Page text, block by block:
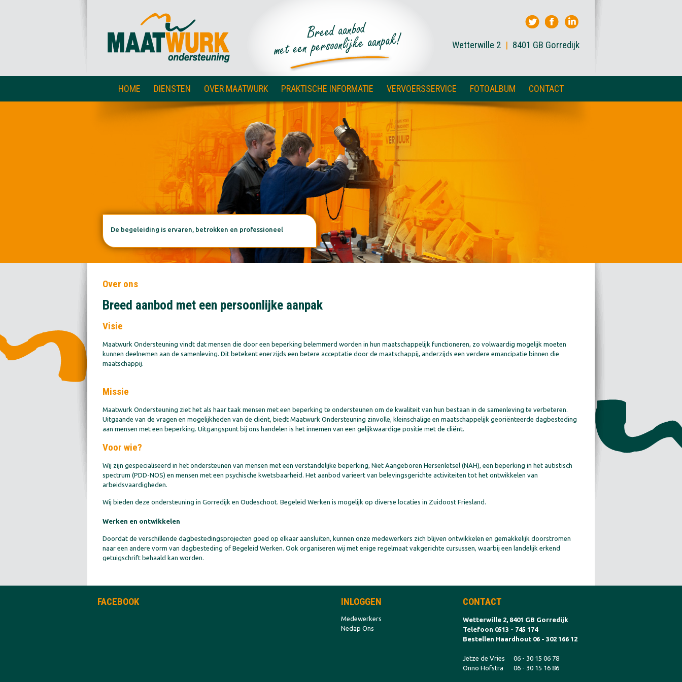
Wetterwille 2 | 8401 GB Gorredijk
HOME DIENSTEN OVER MAATWURK PRAKTISCHE INFORMATIE VERVOERSSERVICE FOTOALBUM CONTACT
De begeleiding is ervaren, betrokken en professioneel
Over ons
Breed aanbod met een persoonlijke aanpak
Visie
Maatwurk Ondersteuning vindt dat mensen die door een beperking belemmerd worden in hun maatschappelijk functioneren, zo volwaardig mogelijk moeten
kunnen deelnemen aan de samenleving. Dit betekent enerzijds een betere acceptatie door de maatschappij, anderzijds een verdere emancipatie binnen die
maatschappij.
Missie
Maatwurk Ondersteuning ziet het als haar taak mensen met een beperking te ondersteunen om de kwaliteit van hun bestaan in de samenleving te verbeteren.
Uitgaande van de vragen en mogelijkheden van de cliënt, biedt Maatwurk Ondersteuning zinvolle, kleinschalige en maatschappelijk georiënteerde dagbesteding
aan mensen met een beperking. Uitgangspunt bij ons handelen is het innemen van een gelijkwaardige positie met de cliënt.
Voor wie?
Wij zijn gespecialiseerd in het ondersteunen van mensen met een verstandelijke beperking, Niet Aangeboren Hersenletsel (NAH), een beperking in het autistisch
spectrum (PDD-NOS) en mensen met een psychische kwetsbaarheid. Het aanbod varieert van belevingsgerichte activiteiten tot het ontwikkelen van
arbeidsvaardigheden.
Wij bieden deze ondersteuning in Gorredijk en Oudeschoot. Begeleid Werken is mogelijk op diverse locaties in Zuidoost Friesland.
Werken en ontwikkelen
Doordat de verschillende dagbestedingsprojecten goed op elkaar aansluiten, kunnen onze medewerkers zich blijven ontwikkelen en gemakkelijk doorstromen
naar een andere vorm van dagbesteding of Begeleid Werken. Ook organiseren wij met enige regelmaat vakgerichte cursussen, waarbij een landelijk erkend
getuigschrift behaald kan worden.
FACEBOOK INLOGGEN
Medewerkers
Nedap Ons
CONTACT
Wetterwille 2, 8401 GB Gorredijk
Telefoon 0513 - 745 174
Bestellen Haardhout 06 - 302 166 12
Jetze de Vries
06 - 30 15 06 78
Onno Hofstra
06 - 30 15 16 86